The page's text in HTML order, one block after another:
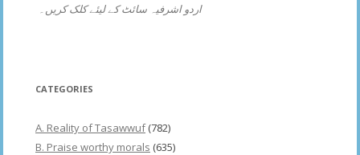
اردو اشرفیہ سائٹ کے لیئے کلک کریں۔
CATEGORIES
A. Reality of Tasawwuf(782)
B. Praise worthy morals (635)